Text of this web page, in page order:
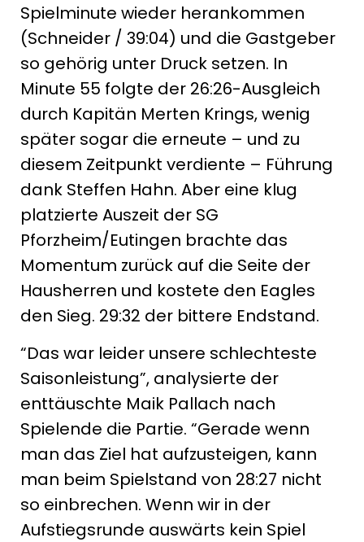
Spielminute wieder herankommen
(Schneider / 39:04) und die Gastgeber
so gehörig unter Druck setzen. In
Minute 55 folgte der 26:26-Ausgleich
durch Kapitän Merten Krings, wenig
später sogar die erneute – und zu
diesem Zeitpunkt verdiente – Führung
dank Steffen Hahn. Aber eine klug
platzierte Auszeit der SG
Pforzheim/Eutingen brachte das
Momentum zurück auf die Seite der
Hausherren und kostete den Eagles
den Sieg. 29:32 der bittere Endstand.
“Das war leider unsere schlechteste
Saisonleistung”, analysierte der
enttäuschte Maik Pallach nach
Spielende die Partie. “Gerade wenn
man das Ziel hat aufzusteigen, kann
man beim Spielstand von 28:27 nicht
so einbrechen. Wenn wir in der
Aufstiegsrunde auswärts kein Spiel